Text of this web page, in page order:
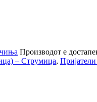
Производот е
– Струмица,